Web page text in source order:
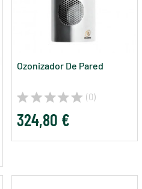
Ozonizador De Pared
(0)
324,80 €